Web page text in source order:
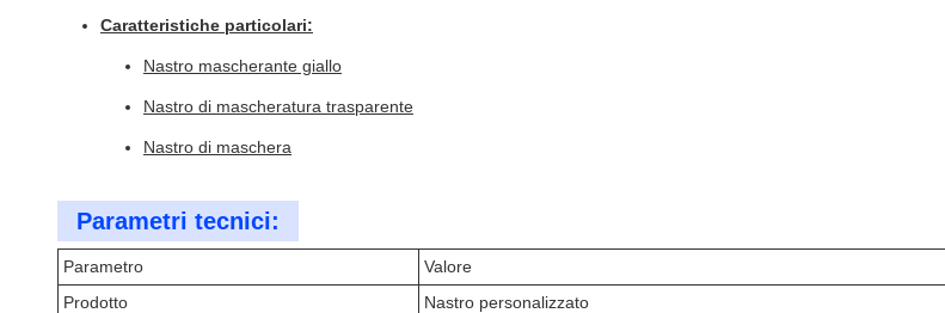
Caratteristiche particolari:
Nastro mascherante giallo
Nastro di mascheratura trasparente
Nastro di maschera
Parametri tecnici:
Parametro
Valore
Prodotto
Nastro personalizzato